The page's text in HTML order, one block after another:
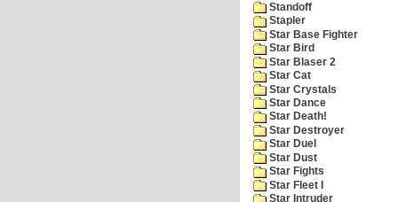
Standoff
Stapler
Star Base Fighter
Star Bird
Star Blaser 2
Star Cat
Star Crystals
Star Dance
Star Death!
Star Destroyer
Star Duel
Star Dust
Star Fights
Star Fleet I
Star Intruder